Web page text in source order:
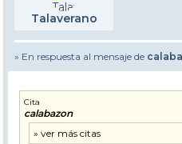
Talaverano
» En respuesta al mensaje de
Cita
calabazon